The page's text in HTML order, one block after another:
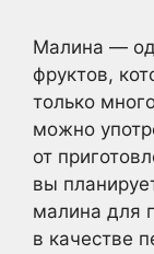
Малина —
фруктов,
только
можно
от
вы
малина для
в качестве